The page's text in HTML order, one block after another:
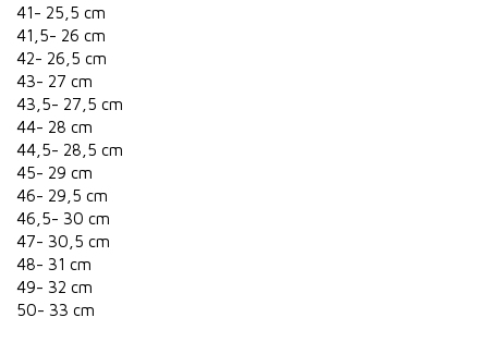
41- 25,5 cm
41,5- 26 cm
42- 26,5 cm
43- 27 cm
43,5- 27,5 cm
44- 28 cm
44,5- 28,5 cm
45- 29 cm
46- 29,5 cm
46,5- 30 cm
47- 30,5 cm
48- 31 cm
49- 32 cm
50- 33 cm